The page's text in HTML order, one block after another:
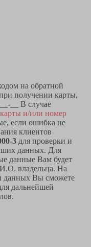
на обратной
получении карты,
__ В случае
и/или номер
если ошибка не
клиентов
3 для проверки и
данных. Для
данные Вам будет
владельца. На
данных Вы сможете
дальнейшей